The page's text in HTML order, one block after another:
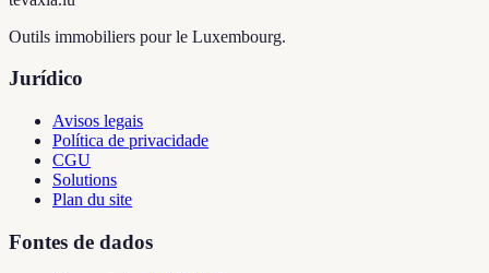
Outils immobiliers pour le Luxembourg.
Jurídico
Avisos legais
Política de privacidade
CGU
Solutions
Plan du site
Fontes de dados